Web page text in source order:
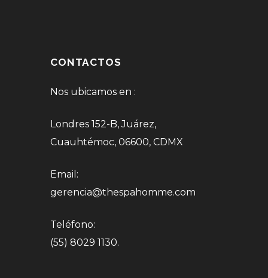
CONTACTOS
Nos ubicamos en :
Londres 152-B, Juárez,
Cuauhtémoc, 06600, CDMX
Email:
gerencia@thespahomme.com
Teléfono:
(55) 8029 1130.